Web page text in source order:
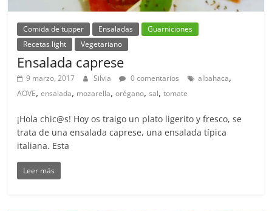
Comida de tupper Ensaladas
Guarniciones
Recetas light
Vegetariano
Ensalada caprese
9 marzo, 2017 Silvia 0 comentarios albahaca,
AOVE,ensalada, mozarella,orégano,sal,tomate
¡Hola chic@s! Hoy os traigo un plato ligerito y fresco, se
trata de una ensalada caprese, una ensalada típica
italiana. Esta
Leer más